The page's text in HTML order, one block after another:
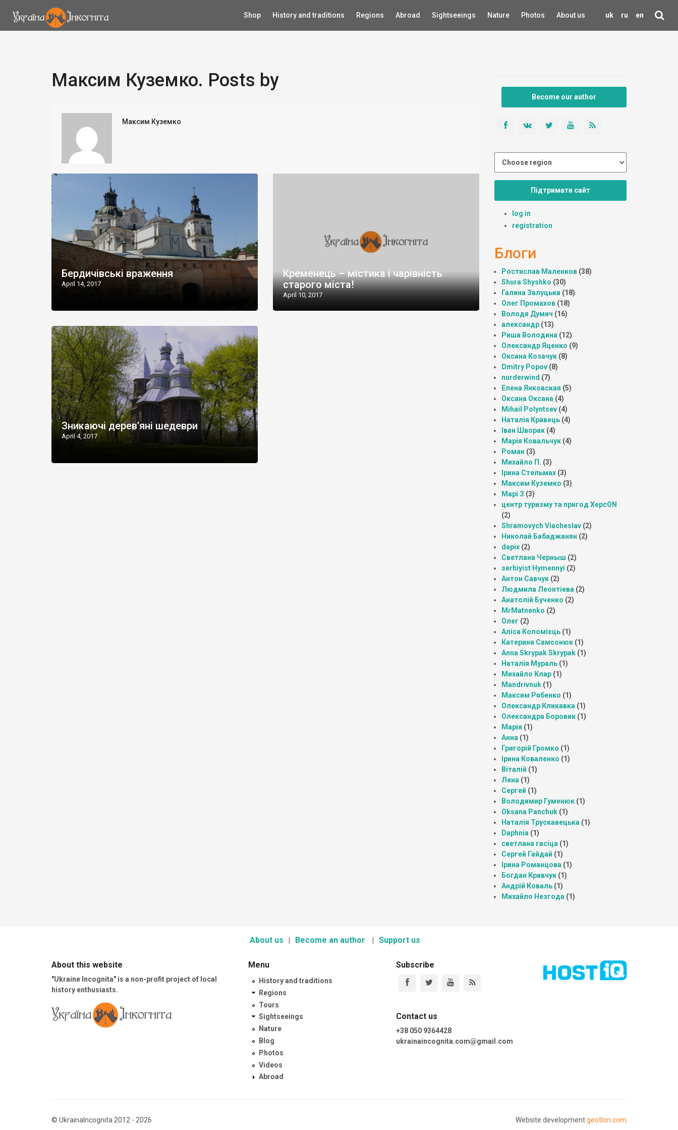
uk ru en
Shop History and traditions Regions Abroad Sightseeings Nature Photos About us
Максим Куземко. Posts by
Максим Куземко
Бердичівські враження
April 14, 2017
Кременець – містика і чарівність
старого міста!
April 10, 2017
Зникаючі дерев’яні шедеври
April 4, 2017
Become our author
Підтримати сайт
log in
registration
Блоги
Ростислав Маленков(38)
Shura Shyshko (30)
Галина Залуцька (18)
Олег Промахов(18)
Володя Думич (16)
александр(13)
Риша Володина (12)
Олександр Яценко (9)
Оксана Козачук(8)
Dmitry Popov(8)
nurderwind (7)
Елена Янковская (5)
Оксана Оксана (4)
Mihail Polyntsev(4)
Наталія Кравець(4)
Іван Шворак(4)
Марія Ковальчук(4)
Роман (3)
Михайло П. (3)
Ірина Стельмах(3)
Максим Куземко (3)
Марі З (3)
центр туризму та пригод ХерсON
(2)
Shramovych Viacheslav(2)
Николай Бабаджанян (2)
dapix(2)
Светлана Черныш (2)
serhiyist Hymennyi (2)
Антон Савчук(2)
Людмила Леонтіева (2)
Анатолій Бученко (2)
MrMatnenko (2)
Олег (2)
Аліса Коломієць(1)
Катерина Самсонюк(1)
Anna Skrypak Skrypak(1)
Наталія Мураль(1)
Михайло Клар(1)
Mandrivnuk(1)
Максим Рябенко (1)
Олександр Кликавка (1)
Олександра Боровик(1)
Марія (1)
Анна (1)
Григорій Громко (1)
Ірина Коваленко (1)
Віталій (1)
Лена (1)
Сергей (1)
Володимир Гуменюк(1)
Oksana Panchuk(1)
Наталія Трускавецька (1)
Daphnia (1)
светлана гасіца (1)
Сергей Гайдай (1)
Ірина Романцова (1)
Богдан Кравчук(1)
Андрій Коваль(1)
Михайло Незгода (1)
About us Become an author Support us
About this website
"Ukraine Incognita" is a non-profit project of local
history enthusiasts.
Menu
History and traditions
Regions
Tours
Sightseeings
Nature
Blog
Photos
Videos
Abroad
Subscribe
Contact us
+38 050 9364428
ukrainaincognita.com@gmail.com
© UkrainaIncognita 2012 - 2026 Website developmentgeotlon.com